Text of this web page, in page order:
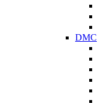
DMC